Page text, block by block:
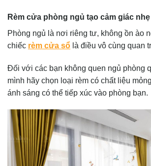
Rèm cửa phòng ngủ tạo cảm giác
Phòng ngủ là nơi riêng tư, không ồn ào
chiếc rèm cửa sổ là điều vô cùng quan
Đối với các bạn không quen ngủ phòng
mình hãy chọn loại rèm có chất liệu
ánh sáng có thể tiếp xúc vào phòng bạn.